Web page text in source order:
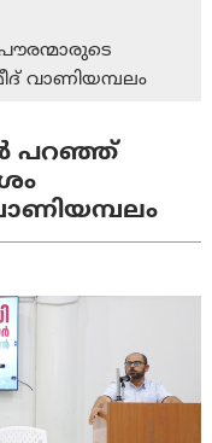
വാണിയമ്പലം
പറഞ്ഞ്